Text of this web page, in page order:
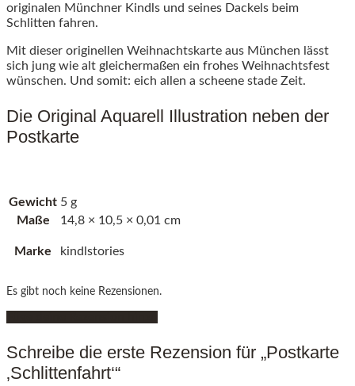
originalen Münchner Kindls und seines Dackels beim
Schlitten fahren.
Mit dieser originellen Weihnachtskarte aus München lässt
sich jung wie alt gleichermaßen ein frohes Weihnachtsfest
wünschen. Und somit: eich allen a scheene stade Zeit.
Die Original Aquarell Illustration neben der
Postkarte
Gewicht 5 g
Maße
14,8 × 10,5 × 0,01 cm
Marke kindlstories
Es gibt noch keine Rezensionen.
Schreibe die erste Rezension für „Postkarte
‚Schlittenfahrt‘“